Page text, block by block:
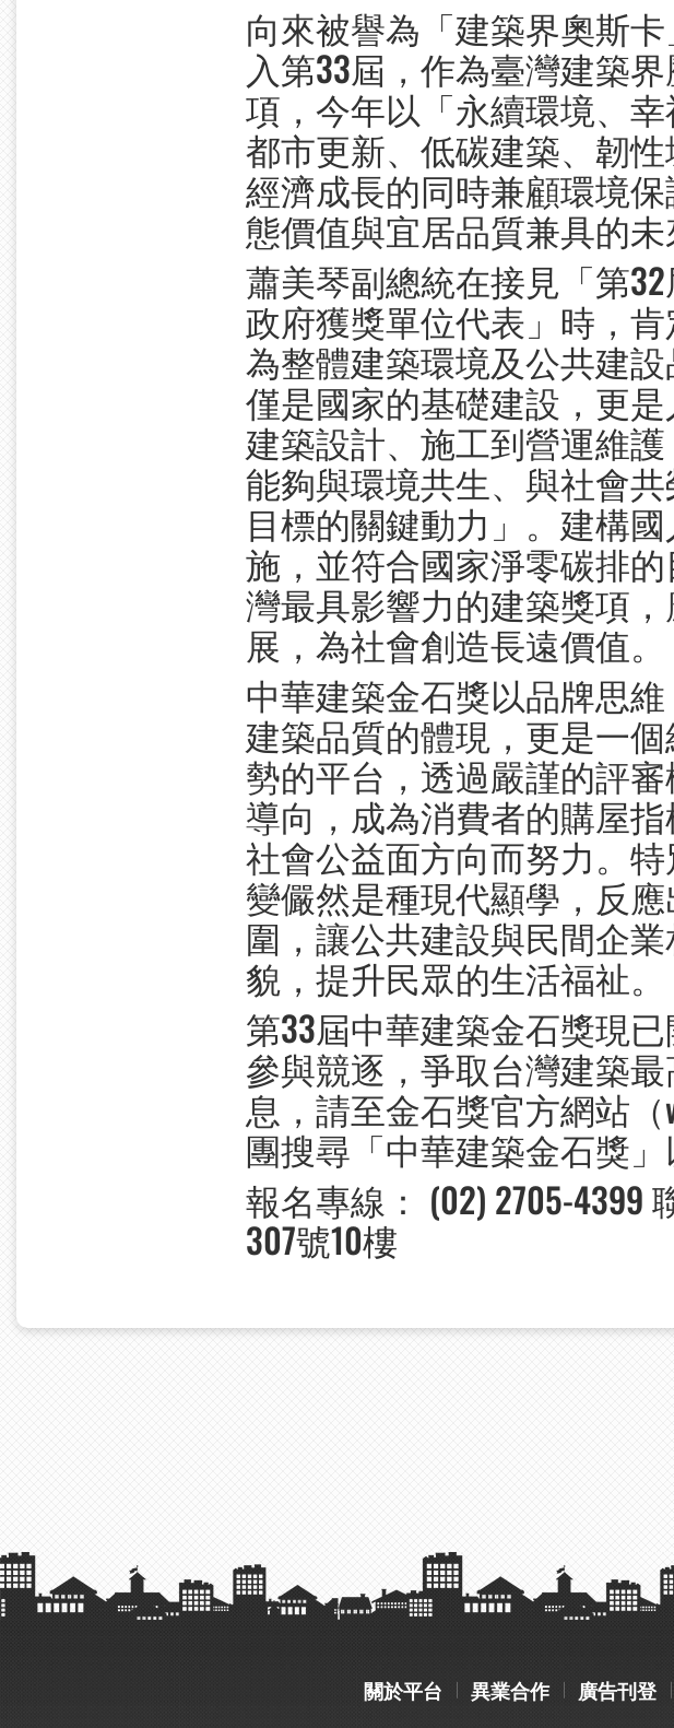
向來被譽為「建築界奧斯
入第33屆，作為臺灣建築
項，今年以「永續環境、
都市更新、低碳建築、韌
經濟成長的同時兼顧環境
態價值與宜居品質兼具的未
蕭美琴副總統在接見「第
政府獲獎單位代表」時，
為整體建築環境及公共建
僅是國家的基礎建設，更
建築設計、施工到營運維
能夠與環境共生、與社會
目標的關鍵動力」。建構
施，並符合國家淨零碳排
灣最具影響力的建築獎項
展，為社會創造長遠價值。
中華建築金石獎以品牌思
建築品質的體現，更是一
勢的平台，透過嚴謹的評
導向，成為消費者的購屋
社會公益面方向而努力。
變儼然是種現代顯學，反
圍，讓公共建設與民間企
貌，提升民眾的生活福祉。
第33屆中華建築金石獎現
參與競逐，爭取台灣建築
息，請至金石獎官方網站（
團搜尋「中華建築金石獎」
報名專線： (02) 2705-
307號10樓
關於平台 異業合作 廣告刊登